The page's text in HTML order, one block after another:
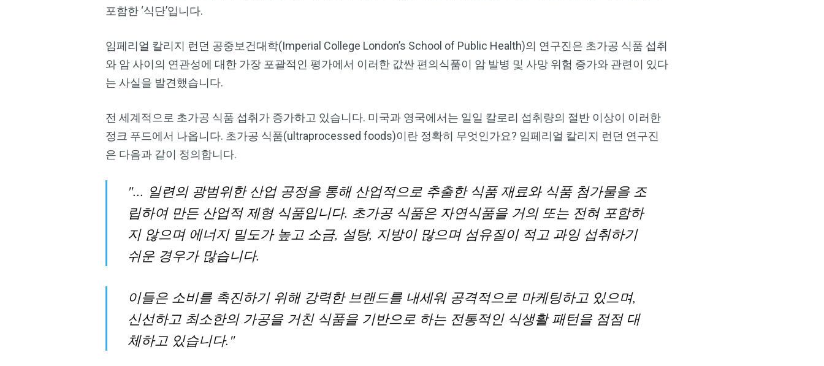
포함한 ‘식단’입니다.
임페리얼 칼리지 런던 공중보건대학(Imperial College London’s School of Public Health)의 연구진은 초가공 식품 섭취
와 암 사이의 연관성에 대한 가장 포괄적인 평가에서 이러한 값싼 편의식품이 암 발병 및 사망 위험 증가와 관련이 있다
는 사실을 발견했습니다.
전 세계적으로 초가공 식품 섭취가 증가하고 있습니다. 미국과 영국에서는 일일 칼로리 섭취량의 절반 이상이 이러한
정크 푸드에서 나옵니다. 초가공 식품(ultraprocessed foods)이란 정확히 무엇인가요? 임페리얼 칼리지 런던 연구진
은 다음과 같이 정의합니다.
"... 일련의 광범위한 산업 공정을 통해 산업적으로 추출한 식품 재료와 식품 첨가물을 조
립하여 만든 산업적 제형 식품입니다. 초가공 식품은 자연식품을 거의 또는 전혀 포함하
지 않으며 에너지 밀도가 높고 소금, 설탕, 지방이 많으며 섬유질이 적고 과잉 섭취하기
쉬운 경우가 많습니다.
이들은 소비를 촉진하기 위해 강력한 브랜드를 내세워 공격적으로 마케팅하고 있으며,
신선하고 최소한의 가공을 거친 식품을 기반으로 하는 전통적인 식생활 패턴을 점점 대
체하고 있습니다."